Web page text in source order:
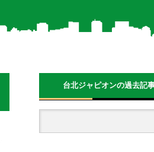
台北ジャピオンの過去記